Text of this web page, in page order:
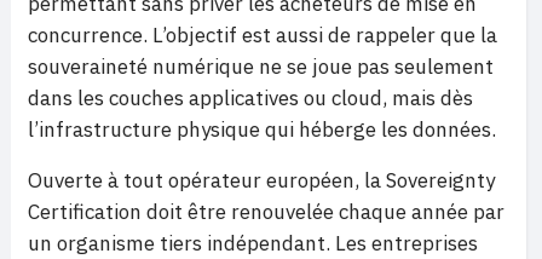
concurrence. L’objectif est aussi de rappeler que la
souveraineté numérique ne se joue pas seulement
dans les couches applicatives ou cloud, mais dès
l’infrastructure physique qui héberge les données.
Ouverte à tout opérateur européen, la Sovereignty
Certification doit être renouvelée chaque année par
un organisme tiers indépendant. Les entreprises